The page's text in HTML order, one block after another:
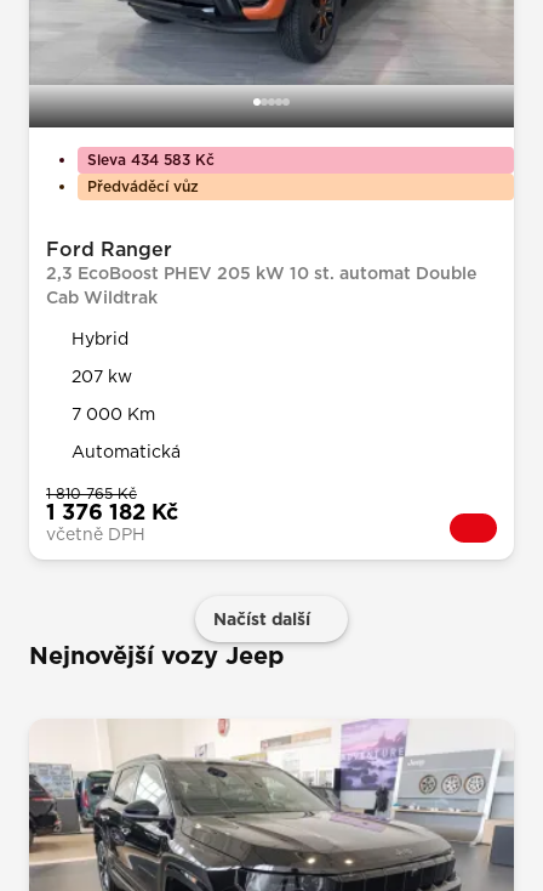
Sleva 434 583 Kč
Předváděcí vůz
Ford Ranger
2,3 EcoBoost PHEV 205 kW 10 st. automat Double
Cab Wildtrak
Hybrid
207 kw
7 000 Km
Automatická
1 810 765 Kč
1 376 182 Kč
včetně DPH
Načíst další
Nejnovější vozy Jeep